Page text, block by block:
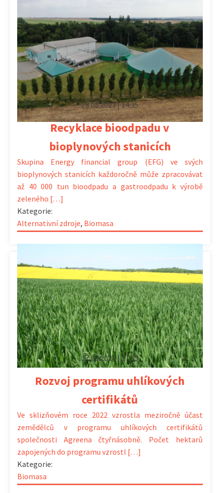
28.08.2023 | 14:35
Recyklace bioodpadu v
bioplynových stanicích
Skupina Energy financial group (EFG) ve svých
bioplynových stanicích každoročně může zpracovávat
až 40 000 tun bioodpadu a gastroodpadu k výrobě
zeleného […]
Kategorie:
Alternativní zdroje, Biomasa
17.08.2023 | 17:35
Rozvoj programu uhlíkových
certifikátů
Ve sklizňovém roce 2022 vzrostla meziročně účast
zemědělců v programu uhlíkových certifikátů
společnosti Agreena čtyřnásobně. Počet hektarů
zapojených do programu vzrostl […]
Kategorie:
Biomasa